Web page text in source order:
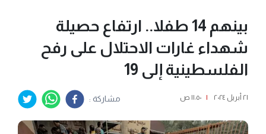
بينهم 14 طفلا.. ارتفاع حصيلة
شهداء غارات الاحتلال على رفح
الفلسطينية إلى 19
٢١ أبريل ٢٠٢٤ | ١١:٥٠ ص مشاركة :